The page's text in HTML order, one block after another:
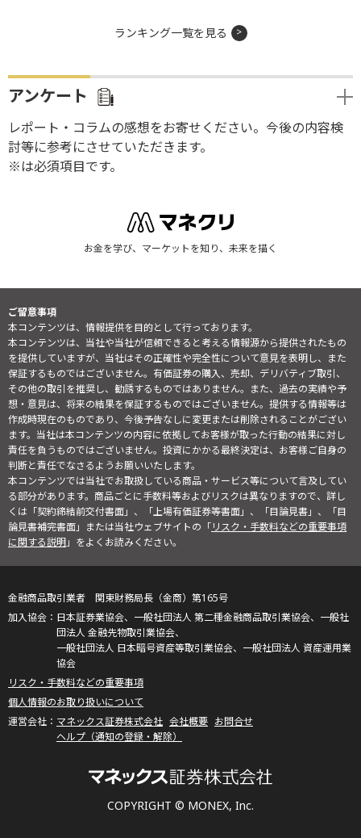
ランキング一覧を見る
アンケート
レポート・コラムの感想をお寄せください。今後の内容検
討等に参考にさせていただきます。
※は必須項目です。
お金を学び、マーケットを知り、未来を描く
ご留意事項
本コンテンツは、情報提供を目的として行っております。
本コンテンツは、当社や当社が信頼できると考える情報源から提供されたもの
を提供していますが、当社はその正確性や完全性について意見を表明し、また
保証するものではございません。有価証券の購入、売却、デリバティブ取引、
その他の取引を推奨し、勧誘するものではありません。また、過去の実績や予
想・意見は、将来の結果を保証するものではございません。提供する情報等は
作成時現在のものであり、今後予告なしに変更または削除されることがござい
ます。当社は本コンテンツの内容に依拠してお客様が取った行動の結果に対し
責任を負うものではございません。投資にかかる最終決定は、お客様ご自身の
判断と責任でなさるようお願いいたします。
本コンテンツでは当社でお取扱している商品・サービス等について言及してい
る部分があります。商品ごとに手数料等およびリスクは異なりますので、詳し
くは「契約締結前交付書面」、「上場有価証券等書面」、「目論見書」、「目
論見書補完書面」または当社ウェブサイトの「リスク・手数料などの重要事項
に関する説明」をよくお読みください。
COPYRIGHT © MONEX, Inc.
金融商品取引業者 関東財務局長（金商）第165号
日本証券業協会、一般社団法人 第二種金融商品取引業協会、一般社
団法人 金融先物取引業協会、
一般社団法人 日本暗号資産等取引業協会、一般社団法人 資産運用業
協会
リスク・手数料などの重要事項
個人情報のお取り扱いについて
マネックス証券株式会社 会社概要 お問合せ
ヘルプ（通知の登録・解除）